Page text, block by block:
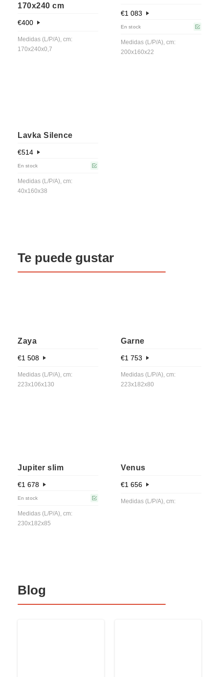
170x240 cm
€400
Medidas (L/P/A), cm:
170x240x0,7
€1 083
En stock
Medidas (L/P/A), cm:
200x160x22
Lavka Silence
€514
En stock
Medidas (L/P/A), cm:
40x160x38
Te puede gustar
Zaya
€1 508
Medidas (L/P/A), cm:
223x106x130
Garne
€1 753
Medidas (L/P/A), cm:
223x182x80
Jupiter slim
€1 678
En stock
Medidas (L/P/A), cm:
230x182x85
Venus
€1 656
Medidas (L/P/A), cm:
Blog